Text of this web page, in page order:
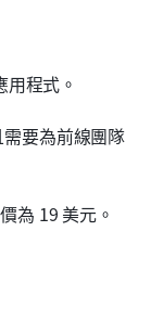
程式。
要為前線團隊
為 19 美元。